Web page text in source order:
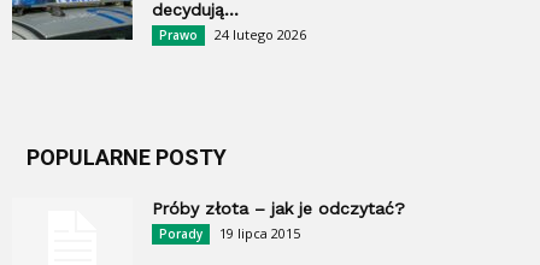
decydują...
Prawo 24 lutego 2026
POPULARNE POSTY
Próby złota – jak je odczytać?
Porady 19 lipca 2015